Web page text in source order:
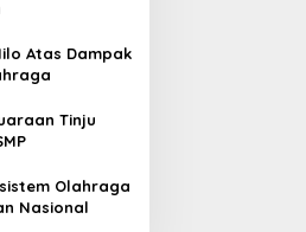
Atas Dampak
Tinju
Olahraga
Nasional